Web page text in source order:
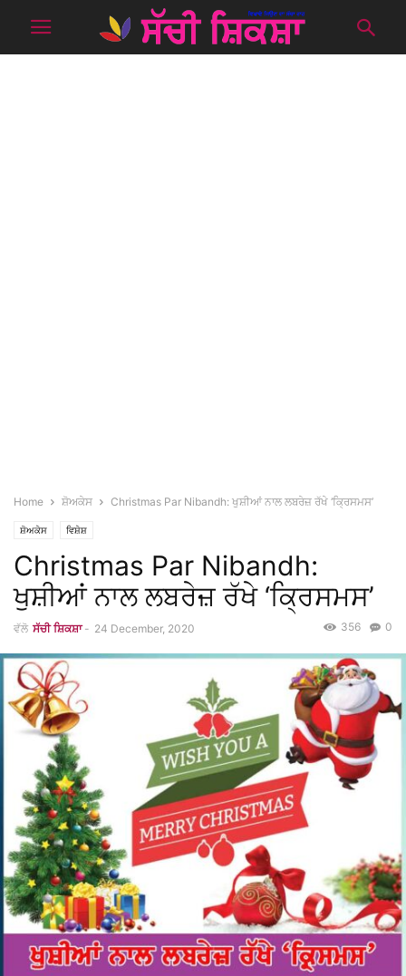
Home ਸ਼ੋਅਕੇਸ Christmas Par Nibandh: ਖੁਸ਼ੀਆਂ ਨਾਲ ਲਬਰੇਜ਼ ਰੱਖੇ ‘ਕ੍ਰਿਸਮਸ’
ਸ਼ੋਅਕੇਸ ਵਿਸ਼ੇਸ਼
Christmas Par Nibandh:
ਖੁਸ਼ੀਆਂ ਨਾਲ ਲਬਰੇਜ਼ ਰੱਖੇ ‘ਕ੍ਰਿਸਮਸ’
ਵੱਲੋ ਸੱਚੀ ਸ਼ਿਕਸ਼ਾ - 24 December, 2020 0
356